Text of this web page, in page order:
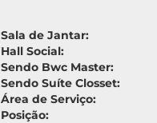
Sala de Jantar:
Hall Social:
Sendo Bwc Master:
Sendo Suíte Closset:
Área de Serviço:
Posição: